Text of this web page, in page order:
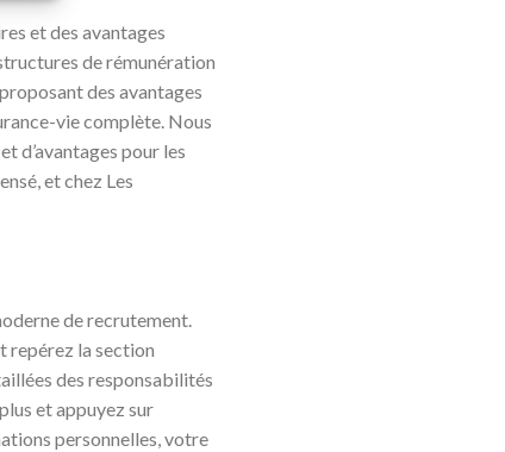
et des avantages
de rémunération
des avantages
vie complète. Nous
d’avantages pour les
et chez Les
de recrutement.
repérez la section
des responsabilités
et appuyez sur
personnelles, votre